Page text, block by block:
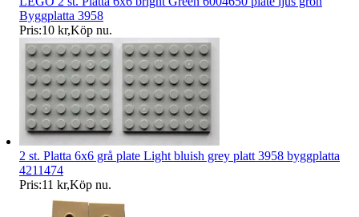
Byggplatta 3958
Pris:10 kr,Köp nu.
2 st. Platta 6x6 grå plate Light bluish grey platt 3958 byggplatta
4211474
Pris:11 kr,Köp nu.